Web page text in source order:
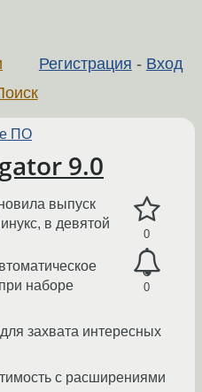
Регистрация - Вход
ПО
9.0
0
0
выпуск
в девятой
наборе
захвата интересных
с расширениями